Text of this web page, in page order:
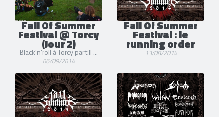
Fall Of Summer
Festival @ Torcy
(Jour 2)
Black'n'roll à Torcy part II ...
06/09/2014
Fall Of Summer
Festival : le
running order
13/08/2014